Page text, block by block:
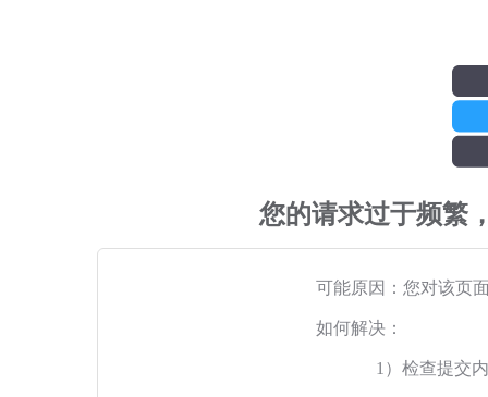
您的请求过于频繁
可能原因：您对该页
如何解决：
1）检查提交